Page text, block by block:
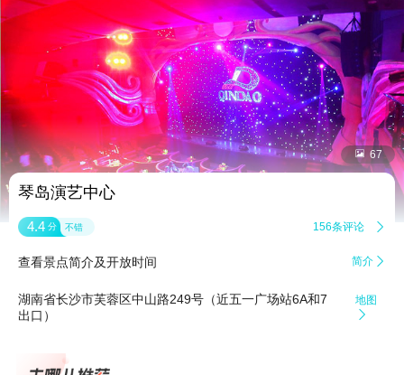
 67
琴岛演艺中心
4.4 分 不错 156条评论 
查看景点简介及开放时间 简介 
湖南省长沙市芙蓉区中山路249号（近五一广场站6A和7
出口）
地图

